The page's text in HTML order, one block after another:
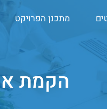
מתכנן הפרויקט
הקמת